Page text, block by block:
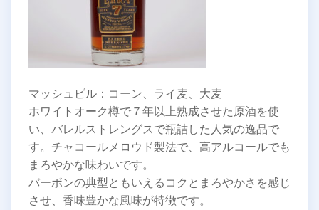
マッシュビル：コーン、ライ麦、大麦
ホワイトオーク樽で７年以上熟成させた原酒を使
い、バレルストレングスで瓶詰した人気の逸品で
す。チャコールメロウド製法で、高アルコールでも
まろやかな味わいです。
バーボンの典型ともいえるコクとまろやかさを感じ
させ、香味豊かな風味が特徴です。